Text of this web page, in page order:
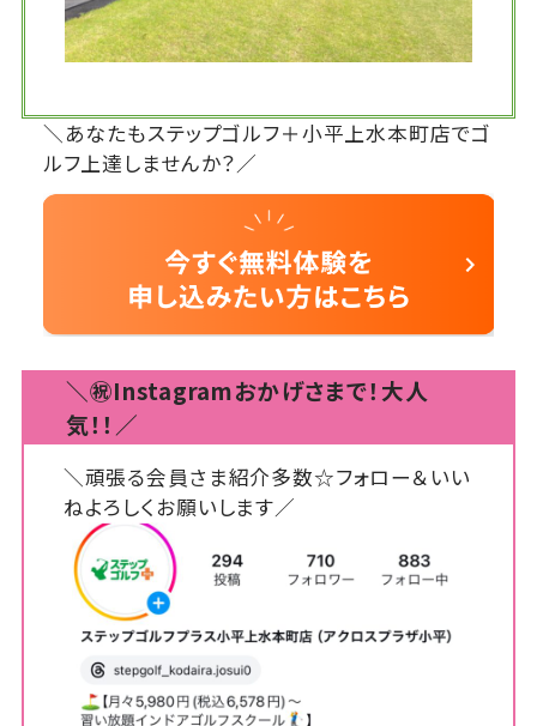
＼あなたもステップゴルフ＋小平上水本町店でゴ
ルフ上達しませんか？／
＼㊗Instagramおかげさまで！大人
気！！／
＼頑張る会員さま紹介多数☆フォロー＆いい
ねよろしくお願いします／